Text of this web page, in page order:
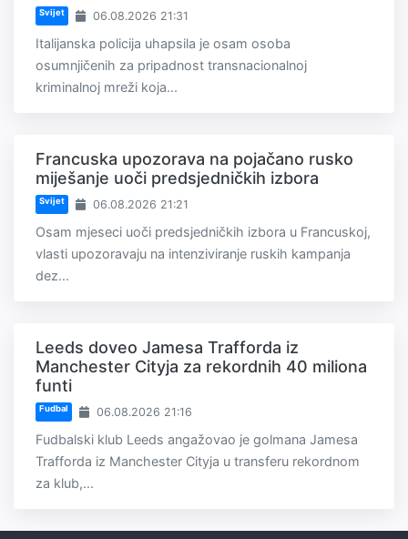
Svijet 06.08.2026 21:31
Italijanska policija uhapsila je osam osoba
osumnjičenih za pripadnost transnacionalnoj
kriminalnoj mreži koja...
Francuska upozorava na pojačano rusko
miješanje uoči predsjedničkih izbora
Svijet 06.08.2026 21:21
Osam mjeseci uoči predsjedničkih izbora u Francuskoj,
vlasti upozoravaju na intenziviranje ruskih kampanja
dez...
Leeds doveo Jamesa Trafforda iz
Manchester Cityja za rekordnih 40 miliona
funti
Fudbal 06.08.2026 21:16
Fudbalski klub Leeds angažovao je golmana Jamesa
Trafforda iz Manchester Cityja u transferu rekordnom
za klub,...